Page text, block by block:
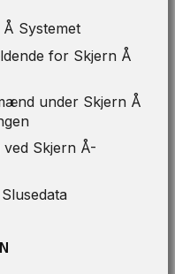
Systemet
for Skjern Å
under Skjern Å
ved Skjern Å-